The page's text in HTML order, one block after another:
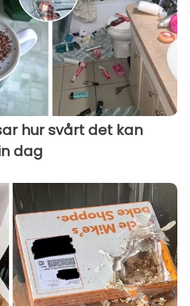
hur svårt det kan
dag